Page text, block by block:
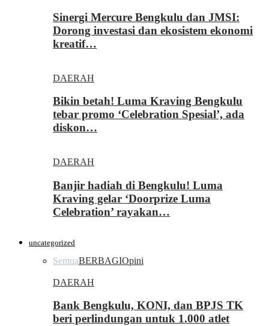
Sinergi Mercure Bengkulu dan JMSI:
Dorong investasi dan ekosistem ekonomi
kreatif…
DAERAH
Bikin betah! Luma Kraving Bengkulu
tebar promo ‘Celebration Spesial’, ada
diskon…
DAERAH
Banjir hadiah di Bengkulu! Luma
Kraving gelar ‘Doorprize Luma
Celebration’ rayakan…
uncategorized
SemuaBERBAGIOpini
DAERAH
Bank Bengkulu, KONI, dan BPJS TK
beri perlindungan untuk 1.000 atlet